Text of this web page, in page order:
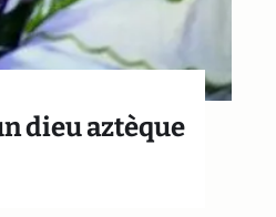
dieu aztèque